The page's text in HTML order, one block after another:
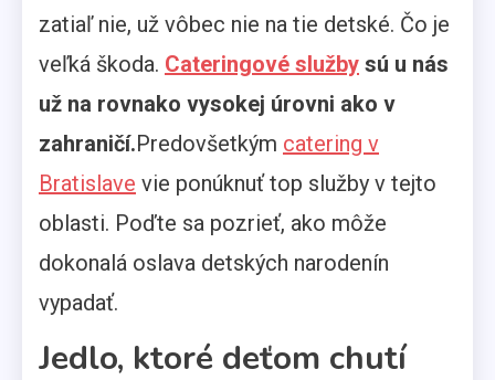
zatiaľ nie, už vôbec nie na tie detské. Čo je
veľká škoda. Cateringové služby sú u nás
už na rovnako vysokej úrovni ako v
zahraničí.Predovšetkým catering v
Bratislave vie ponúknuť top služby v tejto
oblasti. Poďte sa pozrieť, ako môže
dokonalá oslava detských narodenín
vypadať.
Jedlo, ktoré deťom chutí